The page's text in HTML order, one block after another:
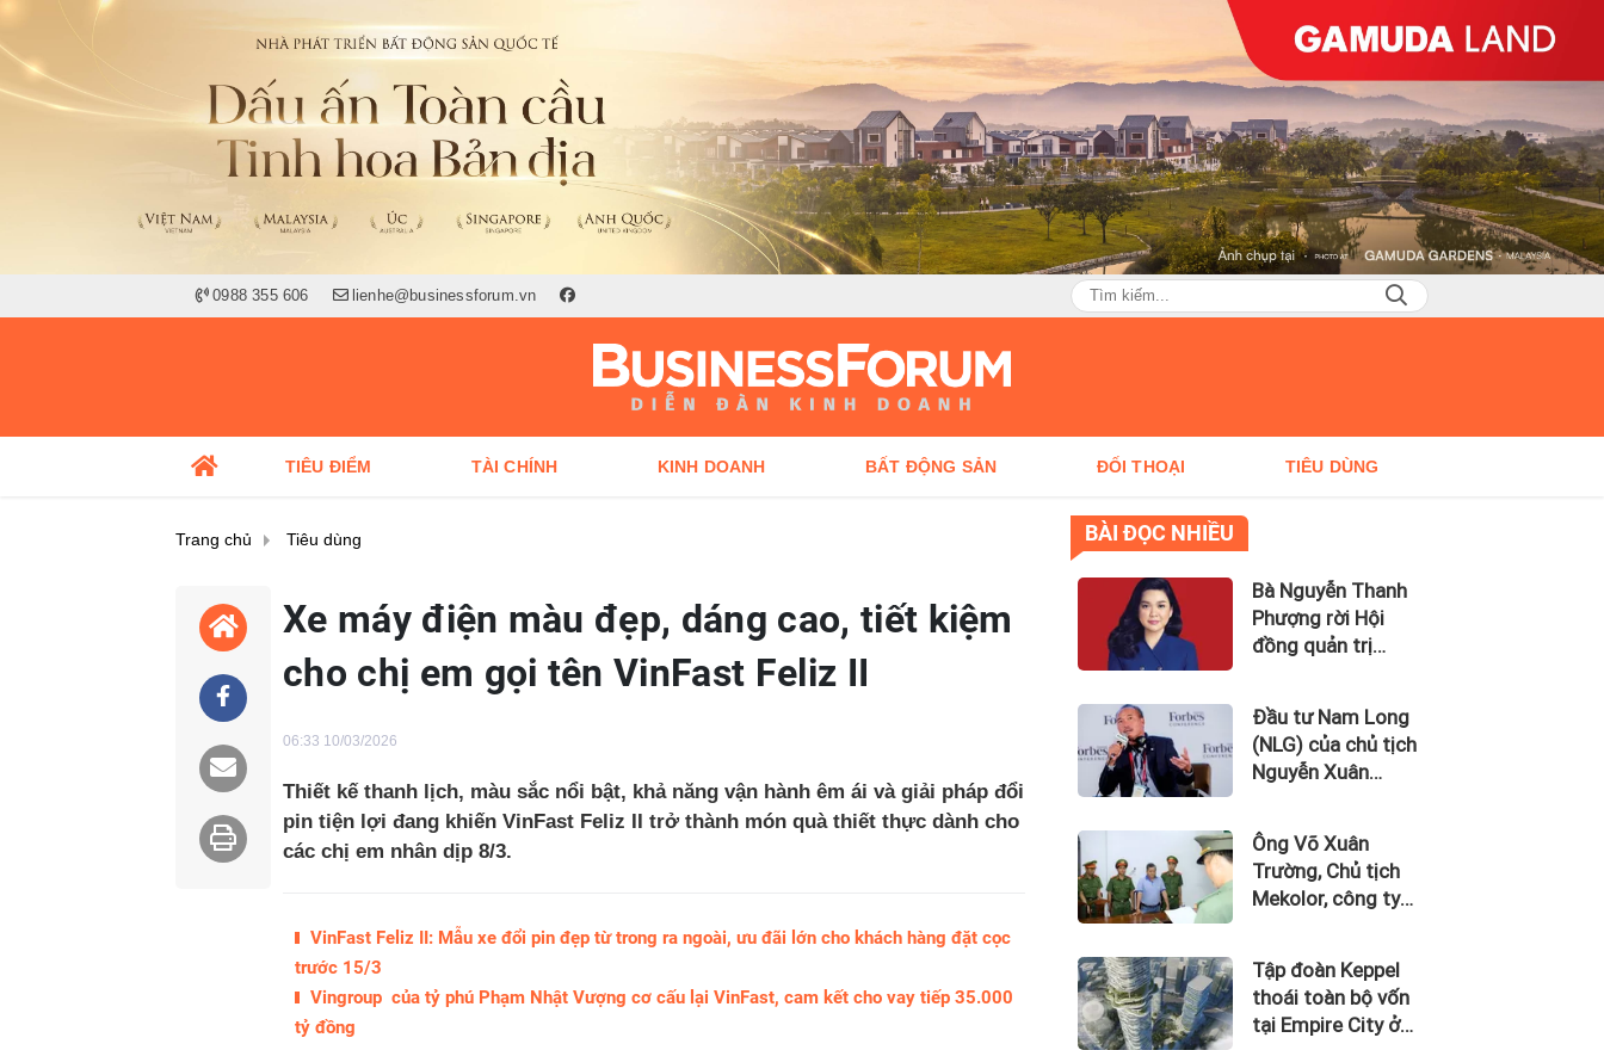
0988 355 606 lienhe@businessforum.vn
TIÊU ĐIỂM TÀI CHÍNH KINH DOANH BẤT ĐỘNG SẢN ĐỐI THOẠI TIÊU DÙNG
Trang chủ Tiêu dùng
Xe máy điện màu đẹp, dáng cao, tiết kiệm
cho chị em gọi tên VinFast Feliz II
06:33 10/03/2026
Thiết kế thanh lịch, màu sắc nổi bật, khả năng vận hành êm ái và giải pháp đổi
pin tiện lợi đang khiến VinFast Feliz II trở thành món quà thiết thực dành cho
các chị em nhân dịp 8/3.
VinFast Feliz II: Mẫu xe đổi pin đẹp từ trong ra ngoài, ưu đãi lớn cho khách hàng đặt cọc
trước 15/3
Vingroup của tỷ phú Phạm Nhật Vượng cơ cấu lại VinFast, cam kết cho vay tiếp 35.000
tỷ đồng
BÀI ĐỌC NHIỀU
Bà Nguyễn Thanh
Phượng rời Hội
đồng quản trị
Việt (BVBank)
Đầu tư Nam Long
(NLG) của chủ tịch
Nguyễn Xuân
quỹ đất tại dự án
Waterpoint, Izumi
City
Ông Võ Xuân
Trường, Chủ tịch
Mekolor, công ty
sắt cao tốc Bắc
Nam bị bắt
Tập đoàn Keppel
thoái toàn bộ vốn
tại Empire City ở